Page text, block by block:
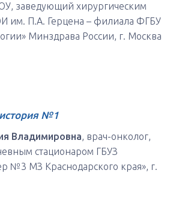
заведующий хирургическим
им. П.А. Герцена – филиала ФГБУ
Минздрава России, г. Москва
№1
Владимировна, врач-онколог,
стационаром ГБУЗ
№3 МЗ Краснодарского края», г.